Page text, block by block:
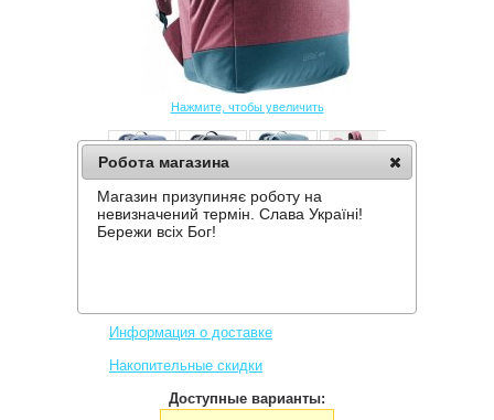
Нажмите, чтобы увеличить
РЮКЗАК DEUTER VISTA SPOT
Информация о доставке
Накопительные скидки
Доступные варианты:
Робота магазина
Магазин призупиняє роботу на
невизначений термін. Слава Україні!
Бережи всіх Бог!